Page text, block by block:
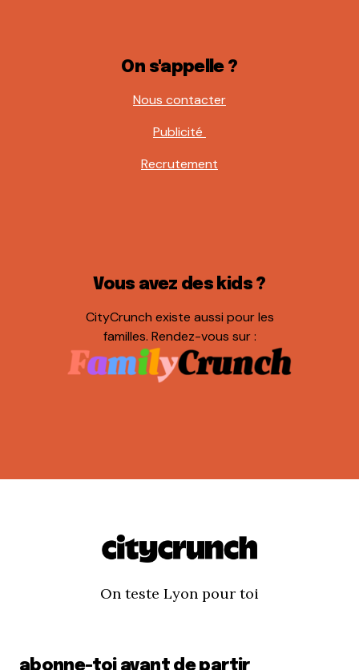
On s'appelle ?
Nous contacter
Publicité
Recrutement
Vous avez des kids ?
CityCrunch existe aussi pour les
familles. Rendez-vous sur :
On teste Lyon pour toi
abonne-toi avant de partir